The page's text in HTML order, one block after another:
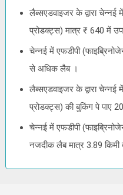
लैब्सएडवाइजर के द्वारा
प्रोडक्ट्स) मात्र ₹ 640 में
चेन्नई में एफडीपी
से अधिक लैब ।
लैब्सएडवाइजर के द्वारा
प्रोडक्ट्स) की बुकिंग पे पाए
चेन्नई में एफडीपी
नजदीक लैब मात्र 3.89 किमी